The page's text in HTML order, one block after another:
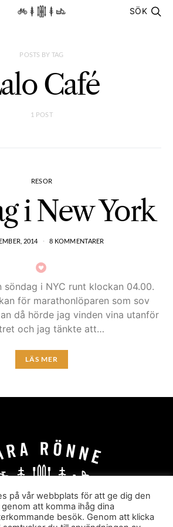
SÖK
POSTS BY TAG
Café
1 POST
RESOR
i New York
2014 8 KOMMENTARER
söndag i NYC runt klockan 04.00.
för marathonlöparen som sov
då hörde jag vinden vina utanför
och jag tänkte att…
LÄS MER
OM MIG JOBBA MED MIG
på vår webbplats för att ge dig den
att komma ihåg dina
besök. Genom att klicka